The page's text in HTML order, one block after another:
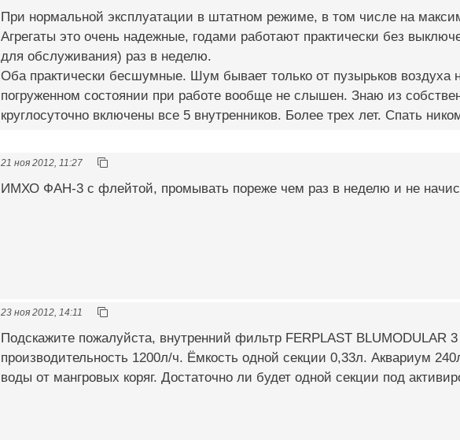
При нормальной эксплуатации в штатном режиме, в том числе на
Агрегаты это очень надежные, годами работают практически без
для обслуживания) раз в неделю.
Оба практически бесшумные. Шум бывает только от пузырьков воздуха
погруженном состоянии при работе вообще не слышен. Знаю из
круглосуточно включены все 5 внутренников. Более трех лет. Спать
21 ноя 2012, 11:27
ИМХО ФАН-3 с флейтой, промывать пореже чем раз в неделю и не
23 ноя 2012, 14:11
Подскажите пожалуйста, внутренний фильтр FERPLAST BLUMODULAR
производительность 1200л/ч. Ёмкость одной секции 0,33л. Аквариум
воды от мангровых коряг. Достаточно ли будет одной секции под